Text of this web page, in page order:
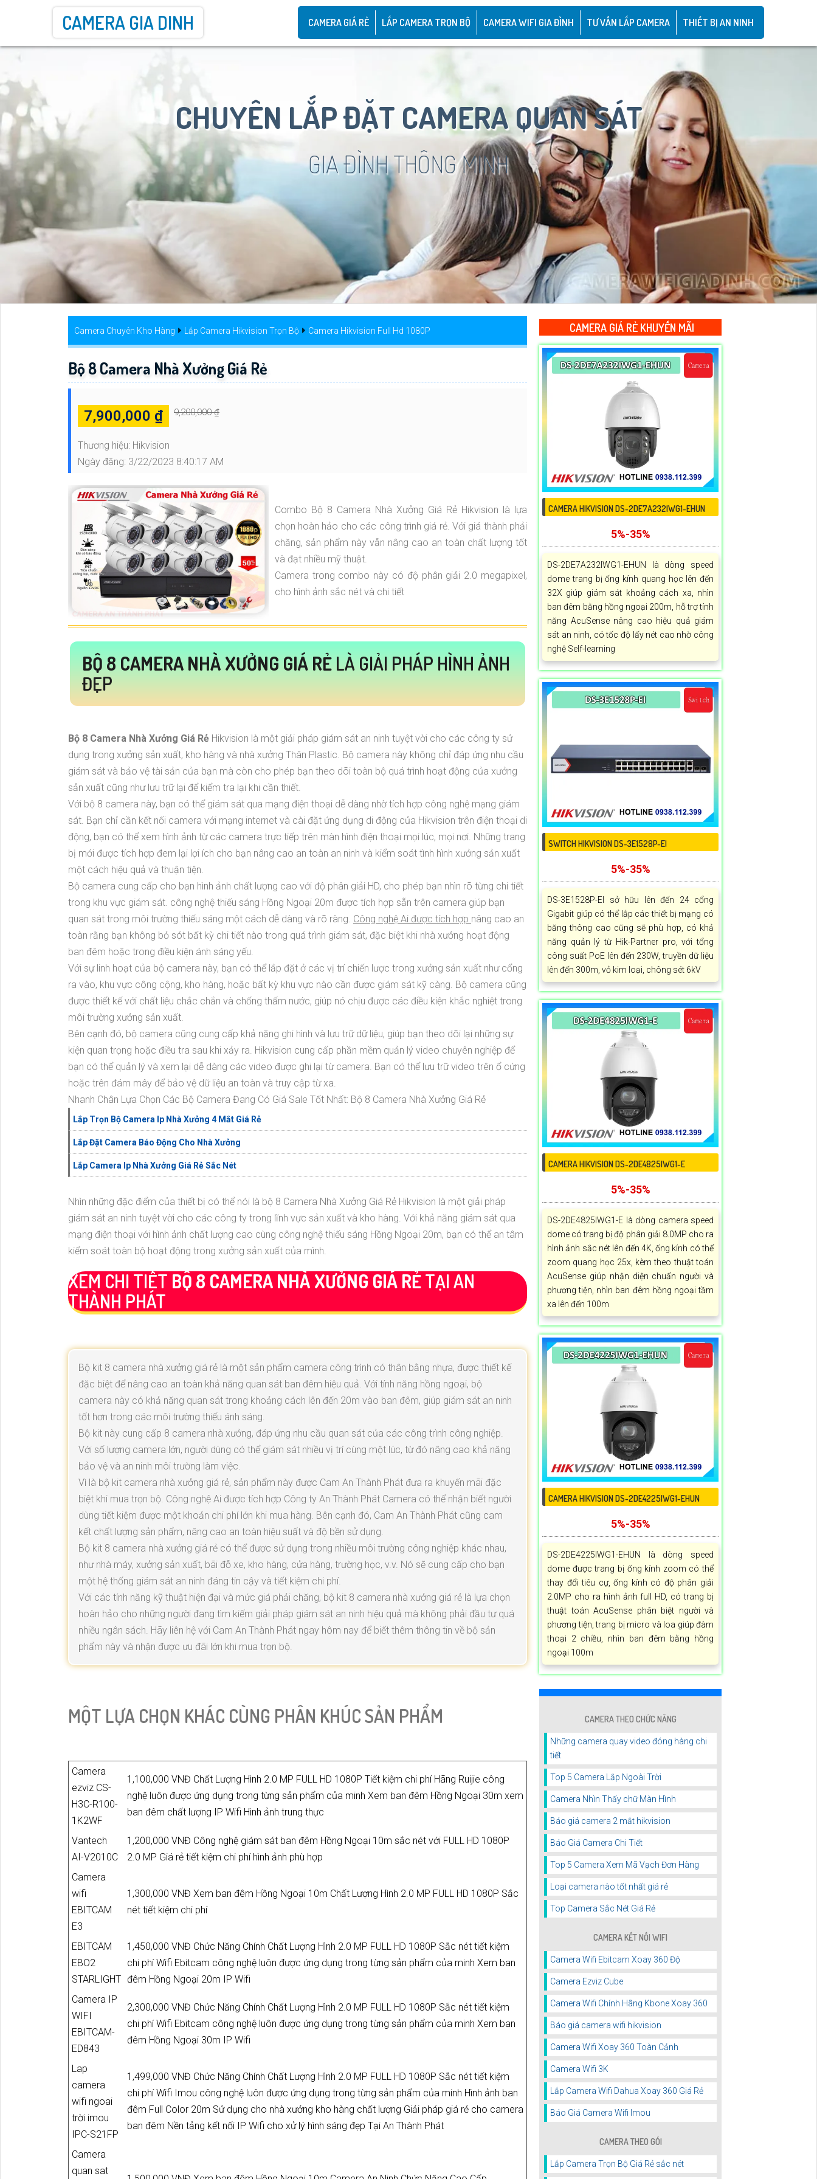
CAMERA GIA DINH CAMERA GIÁ RẺ LẮP CAMERA TRỌN BỘ CAMERA WIFI GIA ĐÌNH TƯ VẤN LẮP CAMERA THIẾT BỊ AN NINH
CHUYÊN LẮP ĐẶT CAMERA QUAN SÁT
GIA ĐÌNH THÔNG MINH
Camera Chuyên Kho Hàng Lắp Camera Hikvision Trọn Bộ Camera Hikvision Full Hd 1080P
Bộ 8 Camera Nhà Xưởng Giá Rẻ
7,900,000 ₫ 9,200,000 ₫
Thương hiệu: Hikvision
Ngày đăng: 3/22/2023 8:40:17 AM
Combo Bộ 8 Camera Nhà Xưởng Giá Rẻ Hikvision là lựa
chọn hoàn hảo cho các công trình giá rẻ. Với giá thành phải
chăng, sản phẩm này vẫn nâng cao an toàn chất lượng tốt
và đạt nhiều mỹ thuật.
Camera trong combo này có độ phân giải 2.0 megapixel,
cho hình ảnh sắc nét và chi tiết
BỘ 8 CAMERA NHÀ XƯỞNG GIÁ RẺLÀ GIẢI PHÁP HÌNH ẢNH
ĐẸP
Bộ 8 Camera Nhà Xưởng Giá Rẻ Hikvision là một giải pháp giám sát an ninh tuyệt vời cho các công ty sử
dụng trong xưởng sản xuất, kho hàng và nhà xưởng Thân Plastic. Bộ camera này không chỉ đáp ứng nhu cầu
giám sát và bảo vệ tài sản của bạn mà còn cho phép bạn theo dõi toàn bộ quá trình hoạt động của xưởng
sản xuất cũng như lưu trữ lại để kiểm tra lại khi cần thiết.
Với bộ 8 camera này, bạn có thể giám sát qua mạng điện thoại dễ dàng nhờ tích hợp công nghệ mạng giám
sát. Bạn chỉ cần kết nối camera với mạng internet và cài đặt ứng dụng di động của Hikvision trên điện thoại di
động, bạn có thể xem hình ảnh từ các camera trực tiếp trên màn hình điện thoại mọi lúc, mọi nơi. Những trang
bị mới được tích hợp đem lại lợi ích cho bạn nâng cao an toàn an ninh và kiểm soát tình hình xưởng sản xuất
một cách hiệu quả và thuận tiện.
Bộ camera cung cấp cho bạn hình ảnh chất lượng cao với độ phân giải HD, cho phép bạn nhìn rõ từng chi tiết
trong khu vực giám sát. công nghệ thiếu sáng Hồng Ngoại 20m được tích hợp sẵn trên camera giúp bạn
quan sát trong môi trường thiếu sáng một cách dễ dàng và rõ ràng. Công nghệ Ai được tích hợp nâng cao an
toàn rằng bạn không bỏ sót bất kỳ chi tiết nào trong quá trình giám sát, đặc biệt khi nhà xưởng hoạt động
ban đêm hoặc trong điều kiện ánh sáng yếu.
Với sự linh hoạt của bộ camera này, bạn có thể lắp đặt ở các vị trí chiến lược trong xưởng sản xuất như cổng
ra vào, khu vực công cộng, kho hàng, hoặc bất kỳ khu vực nào cần được giám sát kỹ càng. Bộ camera cũng
được thiết kế với chất liệu chắc chắn và chống thấm nước, giúp nó chịu được các điều kiện khắc nghiệt trong
môi trường xưởng sản xuất.
Bên cạnh đó, bộ camera cũng cung cấp khả năng ghi hình và lưu trữ dữ liệu, giúp bạn theo dõi lại những sự
kiện quan trọng hoặc điều tra sau khi xảy ra. Hikvision cung cấp phần mềm quản lý video chuyên nghiệp để
bạn có thể quản lý và xem lại dễ dàng các video được ghi lại từ camera. Bạn có thể lưu trữ video trên ổ cứng
hoặc trên đám mây để bảo vệ dữ liệu an toàn và truy cập từ xa.
Nhanh Chân Lựa Chọn Các Bộ Camera Đang Có Giá Sale Tốt Nhất: Bộ 8 Camera Nhà Xưởng Giá Rẻ
Lắp Trọn Bộ Camera Ip Nhà Xưởng 4 Mắt Giá Rẻ
Lắp Đặt Camera Báo Động Cho Nhà Xưởng
Lắp Camera Ip Nhà Xưởng Giá Rẻ Sắc Nét
Nhìn những đặc điểm của thiết bị có thể nói là bộ 8 Camera Nhà Xưởng Giá Rẻ Hikvision là một giải pháp
giám sát an ninh tuyệt vời cho các công ty trong lĩnh vực sản xuất và kho hàng. Với khả năng giám sát qua
mạng điện thoại với hình ảnh chất lượng cao cùng công nghệ thiếu sáng Hồng Ngoại 20m, bạn có thể an tâm
kiểm soát toàn bộ hoạt động trong xưởng sản xuất của mình.
XEM CHI TIẾT BỘ 8 CAMERA NHÀ XƯỞNG GIÁ RẺTẠI AN
THÀNH PHÁT
Bộ kit 8 camera nhà xưởng giá rẻ là một sản phẩm camera công trình có thân bằng nhựa, được thiết kế
đặc biệt để nâng cao an toàn khả năng quan sát ban đêm hiệu quả. Với tính năng hồng ngoại, bộ
camera này có khả năng quan sát trong khoảng cách lên đến 20m vào ban đêm, giúp giám sát an ninh
tốt hơn trong các môi trường thiếu ánh sáng.
Bộ kit này cung cấp 8 camera nhà xưởng, đáp ứng nhu cầu quan sát của các công trình công nghiệp.
Với số lượng camera lớn, người dùng có thể giám sát nhiều vị trí cùng một lúc, từ đó nâng cao khả năng
bảo vệ và an ninh môi trường làm việc.
Vì là bộ kit camera nhà xưởng giá rẻ, sản phẩm này được Cam An Thành Phát đưa ra khuyến mãi đặc
biệt khi mua trọn bộ. Công nghệ Ai được tích hợp Công ty An Thành Phát Camera có thể nhận biết người
dùng tiết kiệm được một khoản chi phí lớn khi mua hàng. Bên cạnh đó, Cam An Thành Phát cũng cam
kết chất lượng sản phẩm, nâng cao an toàn hiệu suất và độ bền sử dụng.
Bộ kit 8 camera nhà xưởng giá rẻ có thể được sử dụng trong nhiều môi trường công nghiệp khác nhau,
như nhà máy, xưởng sản xuất, bãi đỗ xe, kho hàng, cửa hàng, trường học, v.v. Nó sẽ cung cấp cho bạn
một hệ thống giám sát an ninh đáng tin cậy và tiết kiệm chi phí.
Với các tính năng kỹ thuật hiện đại và mức giá phải chăng, bộ kit 8 camera nhà xưởng giá rẻ là lựa chọn
hoàn hảo cho những người đang tìm kiếm giải pháp giám sát an ninh hiệu quả mà không phải đầu tư quá
nhiều ngân sách. Hãy liên hệ với Cam An Thành Phát ngay hôm nay để biết thêm thông tin về bộ sản
phẩm này và nhận được ưu đãi lớn khi mua trọn bộ.
MỘT LỰA CHỌN KHÁC CÙNG PHÂN KHÚC SẢN PHẨM
Camera
ezviz CS-
H3C-R100-
1K2WF
1,100,000 VNĐ Chất Lượng Hình 2.0 MP FULL HD 1080P Tiết kiệm chi phí Hãng Ruijie công
nghệ luôn được ứng dụng trong từng sản phẩm của minh Xem ban đêm Hồng Ngoại 30m xem
ban đêm chất lượng IP Wifi Hình ảnh trung thực
Vantech
AI-V2010C
1,200,000 VNĐ Công nghệ giám sát ban đêm Hồng Ngoại 10m sắc nét với FULL HD 1080P
2.0 MP Giá rẻ tiết kiệm chi phí hình ảnh phù hợp
Camera
wifi
EBITCAM
E3
1,300,000 VNĐ Xem ban đêm Hồng Ngoại 10m Chất Lượng Hình 2.0 MP FULL HD 1080P Sắc
nét tiết kiệm chi phí
EBITCAM
EBO2
STARLIGHT
1,450,000 VNĐ Chức Năng Chính Chất Lượng Hình 2.0 MP FULL HD 1080P Sắc nét tiết kiệm
chi phí Wifi Ebitcam công nghệ luôn được ứng dụng trong từng sản phẩm của minh Xem ban
đêm Hồng Ngoại 20m IP Wifi
Camera IP
WIFI
EBITCAM-
ED843
2,300,000 VNĐ Chức Năng Chính Chất Lượng Hình 2.0 MP FULL HD 1080P Sắc nét tiết kiệm
chi phí Wifi Ebitcam công nghệ luôn được ứng dụng trong từng sản phẩm của minh Xem ban
đêm Hồng Ngoại 30m IP Wifi
Lap
camera
wifi ngoai
trời imou
IPC-S21FP
1,499,000 VNĐ Chức Năng Chính Chất Lượng Hình 2.0 MP FULL HD 1080P Sắc nét tiết kiệm
chi phí Wifi Imou công nghệ luôn được ứng dụng trong từng sản phẩm của minh Hình ảnh ban
đêm Full Color 20m Sử dụng cho nhà xưởng kho hàng chất lượng Giải pháp giá rẻ cho camera
ban đêm Nền tảng kết nối IP Wifi cho xử lý hình sáng đẹp Tại An Thành Phát
Camera
quan sat
CAMERA GIÁ RẺ KHUYẾN MÃI
CAMERA HIKVISION DS-2DE7A232IWG1-EHUN
5%-35%
DS-2DE7A232IWG1-EHUN là dòng speed
dome trang bị ống kính quang học lên đến
32X giúp giám sát khoảng cách xa, nhìn
ban đêm bằng hồng ngoại 200m, hỗ trợ tính
năng AcuSense nâng cao hiệu quả giám
sát an ninh, có tốc độ lấy nét cao nhờ công
nghệ Self-learning
SWITCH HIKVISION DS-3E1528P-EI
5%-35%
DS-3E1528P-EI sở hữu lên đến 24 cổng
Gigabit giúp có thể lắp các thiết bị mạng có
băng thông cao cũng sẽ phù hợp, có khả
năng quản lý từ Hik-Partner pro, với tổng
công suất PoE lên đến 230W, truyền dữ liệu
lên đến 300m, vỏ kim loại, chông sét 6kV
CAMERA HIKVISION DS-2DE4825IWG1-E
5%-35%
DS-2DE4825IWG1-E là dòng camera speed
dome có trang bị độ phân giải 8.0MP cho ra
hình ảnh sắc nét lên đến 4K, ống kính có thể
zoom quang học 25x, kèm theo thuật toán
AcuSense giúp nhận diện chuẩn người và
phương tiện, nhìn ban đêm hồng ngoại tầm
xa lên đến 100m
CAMERA HIKVISION DS-2DE4225IWG1-EHUN
5%-35%
DS-2DE4225IWG1-EHUN là dòng speed
dome được trang bị ống kính zoom có thể
thay đổi tiêu cự, ống kính có độ phân giải
2.0MP cho ra hình ảnh full HD, có trang bị
thuật toán AcuSense phân biệt người và
phương tiện, trang bị micro và loa giúp đàm
thoại 2 chiều, nhìn ban đêm bằng hồng
ngoại 100m
CAMERA THEO CHỨC NĂNG
Những camera quay video đóng hàng chi
tiết
Top 5 Camera Lắp Ngoài Trời
Camera Nhìn Thấy chữ Màn Hình
Báo giá camera 2 mắt hikvision
Báo Giá Camera Chi Tiết
Top 5 Camera Xem Mã Vạch Đơn Hàng
Loại camera nào tốt nhất giá rẻ
Top Camera Sắc Nét Giá Rẻ
CAMERA KẾT NỐI WIFI
Camera Wifi Ebitcam Xoay 360 Độ
Camera Ezviz Cube
Camera Wifi Chính Hãng Kbone Xoay 360
Báo giá camera wifi hikvision
Camera Wifi Xoay 360 Toàn Cảnh
Camera Wifi 3K
Lắp Camera Wifi Dahua Xoay 360 Giá Rẻ
Báo Giá Camera Wifi Imou
CAMERA THEO GÓI
Lắp Camera Trọn Bộ Giá Rẻ sắc nét